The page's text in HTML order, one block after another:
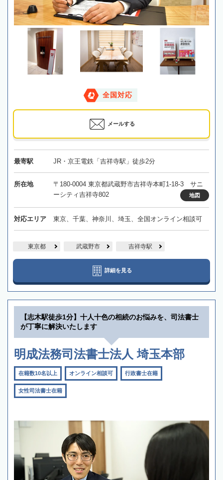
全国対応
メールする
最寄駅 JR・京王電鉄「吉祥寺駅」徒歩2分
所在地
〒180-0004 東京都武蔵野市吉祥寺本町1-18-3 サニ
ーシティ吉祥寺802
地図
対応エリア 東京、千葉、神奈川、埼玉、全国オンライン相談可
東京都 武蔵野市 吉祥寺駅
詳細を見る
【志木駅徒歩1分】十人十色の相続のお悩みを、司法書士
が丁寧に解決いたします
明成法務司法書士法人 埼玉本部
在籍数10名以上 オンライン相談可 行政書士在籍
女性司法書士在籍